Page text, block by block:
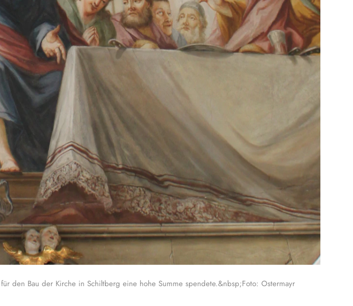
den Bau der Kirche in Schiltberg eine hohe Summe spendete.&nbsp;Foto: Ostermayr